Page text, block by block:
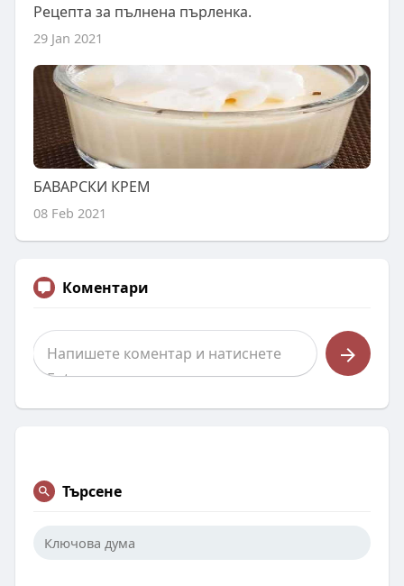
Рецепта за пълнена пърленка.
29 Jan 2021
БАВАРСКИ КРЕМ
08 Feb 2021
Коментари
Търсене